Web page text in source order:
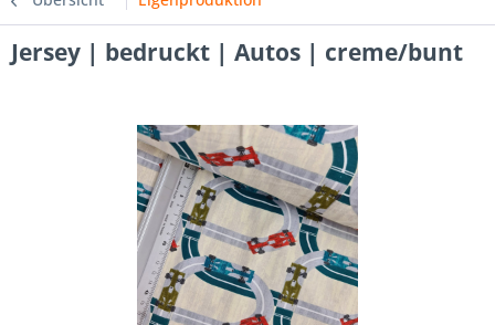
Jersey | bedruckt | Autos | creme/bunt